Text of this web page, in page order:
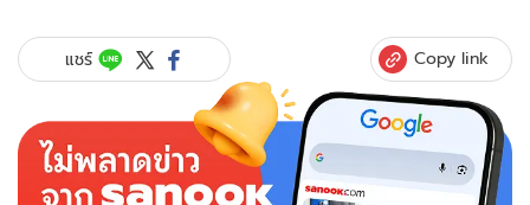
แชร์ Copy link